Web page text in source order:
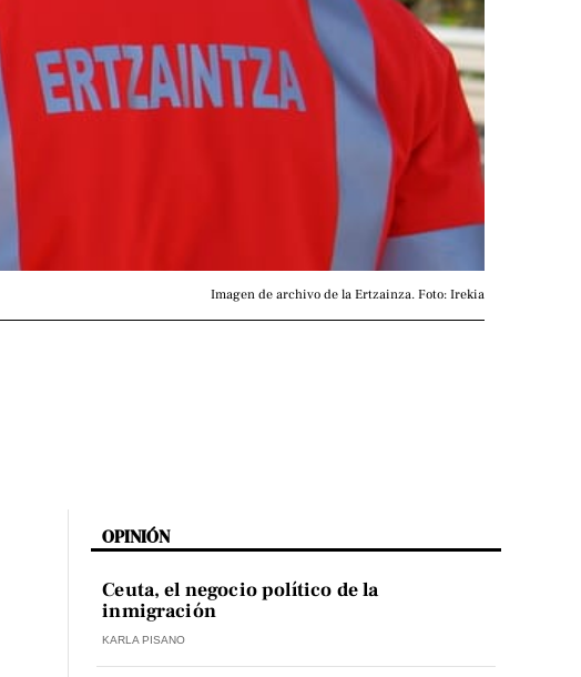
Imagen de archivo de la Ertzainza. Foto: Irekia
OPINIÓN
Ceuta, el negocio político de la
inmigración
KARLA PISANO